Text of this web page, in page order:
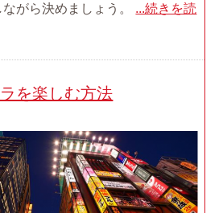
がら決めましょう。 ...続きを読
を楽しむ方法